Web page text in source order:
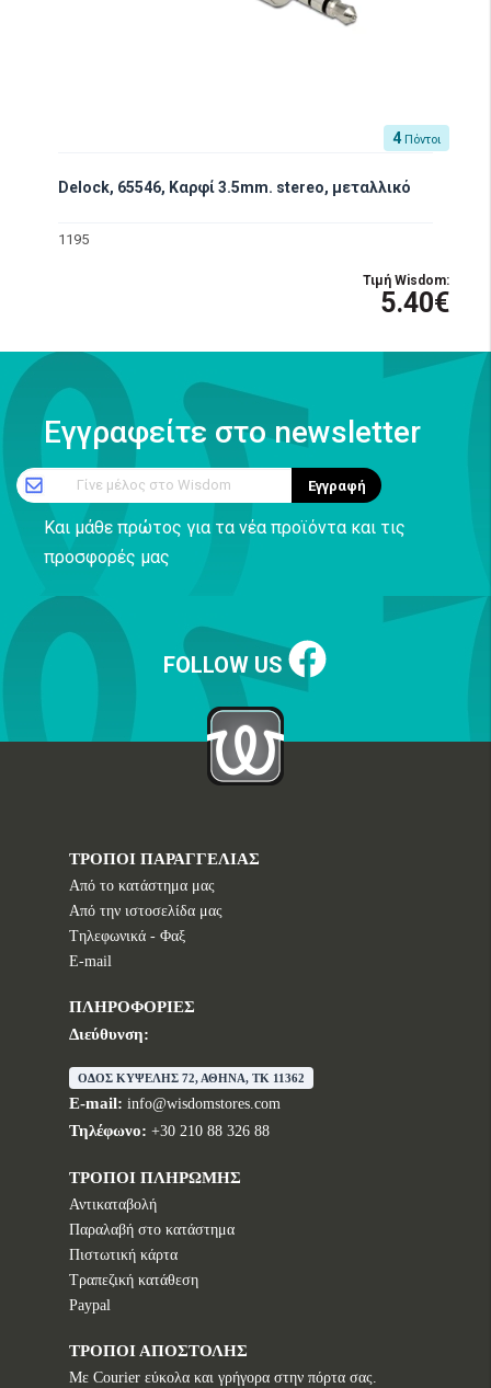
4 Πόντοι
Delock, 65546, Καρφί 3.5mm. stereo, μεταλλικό
1195
Τιμή Wisdom:
5.40€
Εγγραφείτε στο newsletter
Γίνε μέλος στο Wisdom Εγγραφή
Και μάθε πρώτος για τα νέα προϊόντα και τις
προσφορές μας
FOLLOW US
ΤΡΟΠΟΙ ΠΑΡΑΓΓΕΛΙΑΣ
Από το κατάστημα μας
Από την ιστοσελίδα μας
Tηλεφωνικά - Φαξ
E-mail
ΠΛΗΡΟΦΟΡΙΕΣ
Διεύθυνση:
ΟΔΟΣ ΚΥΨΕΛΗΣ 72, ΑΘΗΝΑ, TK 11362
E-mail: info@wisdomstores.com
Τηλέφωνο: +30 210 88 326 88
ΤΡΟΠΟΙ ΠΛΗΡΩΜΗΣ
Αντικαταβολή
Παραλαβή στο κατάστημα
Πιστωτική κάρτα
Τραπεζική κατάθεση
Paypal
ΤΡΟΠΟΙ ΑΠΟΣΤΟΛΗΣ
Με Courier εύκολα και γρήγορα στην πόρτα σας.